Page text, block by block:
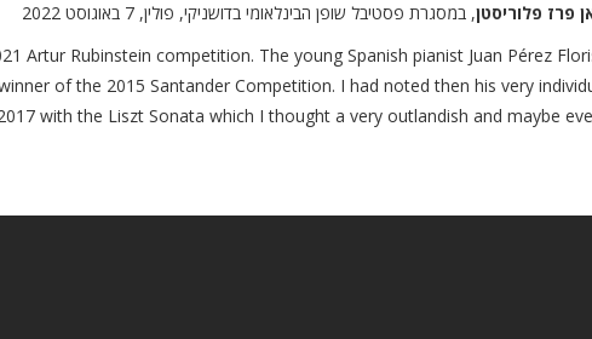
פרז פלוריסטן, במסגרת פסטיבל שופן הבינלאומי בדושניקי, פולין, 7 באוגוסט 2022
Artur Rubinstein competition. The young Spanish pianist Juan Pérez
of the 2015 Santander Competition. I had noted then his very
with the Liszt Sonata which I thought a very outlandish and maybe